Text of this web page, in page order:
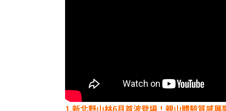
1.新北野山林6月首波登場！親山體驗質感展